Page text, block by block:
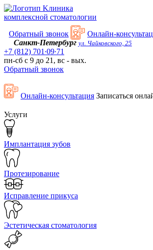
Kлиника
комплексной стоматологии
Обратный звонок
Онлайн-
Санкт-Петербург ул. Чайковского, 25
+7 (812) 701∙09∙71
пн-сб с 9 до 21, вс - вых.
Обратный звонок
Онлайн-консультация Записаться
Услуги
Имплантация зубов
Протезирование
Исправление прикуса
Эстетическая стоматология